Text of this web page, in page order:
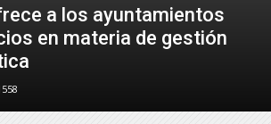
a los ayuntamientos
en materia de gestión